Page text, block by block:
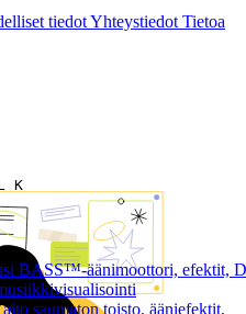
tiedotYhteystiedot Tietoa
K
BASS™-äänimoottori, efektit,
saumaton toisto, ääniefektit,